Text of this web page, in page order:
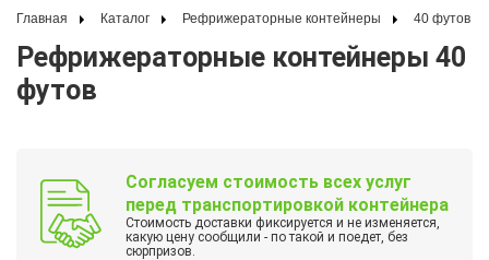
Главная Каталог Рефрижераторные контейнеры 40 футов
Рефрижераторные контейнеры 40
футов
Согласуем стоимость всех услуг
перед транспортировкой контейнера
Стоимость доставки фиксируется и не изменяется,
какую цену сообщили - по такой и поедет, без
сюрпризов.